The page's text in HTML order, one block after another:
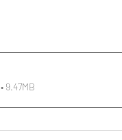
Fazer download de • 9.47MB